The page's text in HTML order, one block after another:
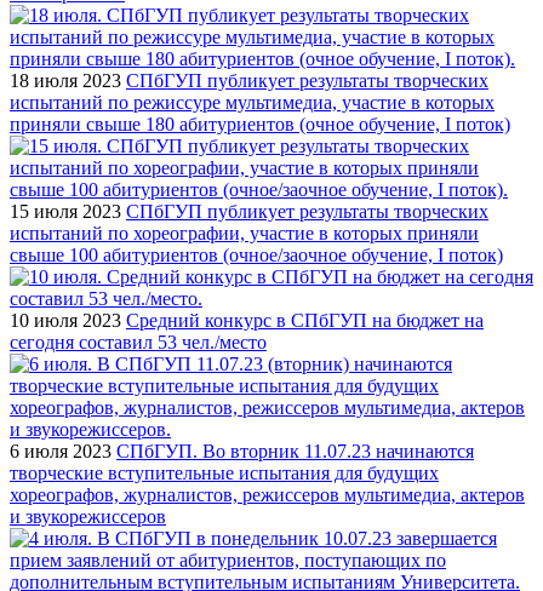
18 июля 2023 СПбГУП публикует результаты творческих
испытаний по режиссуре мультимедиа, участие в которых
приняли свыше 180 абитуриентов (очное обучение, I поток)
15 июля 2023 СПбГУП публикует результаты творческих
испытаний по хореографии, участие в которых приняли
свыше 100 абитуриентов (очное/заочное обучение, I поток)
10 июля 2023 Средний конкурс в СПбГУП на бюджет на
сегодня составил 53 чел./место
6 июля 2023 СПбГУП. Во вторник 11.07.23 начинаются
творческие вступительные испытания для будущих
хореографов, журналистов, режиссеров мультимедиа, актеров
и звукорежиссеров